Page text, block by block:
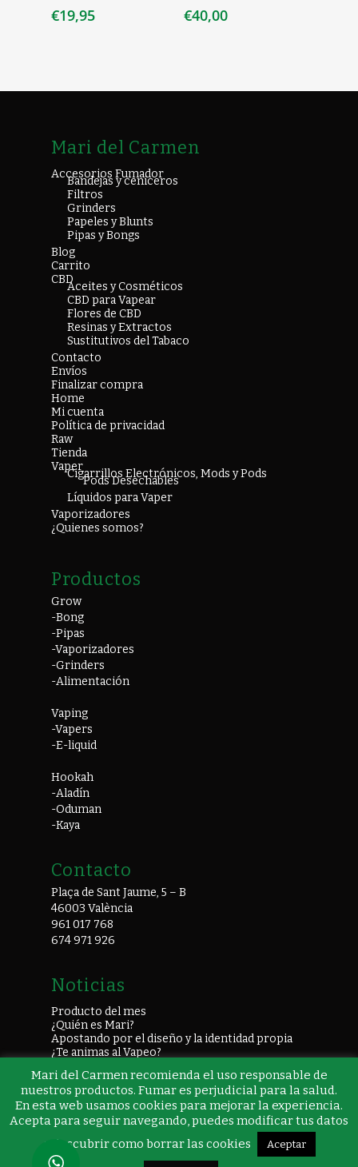
€19,95 €40,00
Mari del Carmen
Accesorios Fumador
Bandejas y ceniceros
Filtros
Grinders
Papeles y Blunts
Pipas y Bongs
Blog
Carrito
CBD
Aceites y Cosméticos
CBD para Vapear
Flores de CBD
Resinas y Extractos
Sustitutivos del Tabaco
Contacto
Envíos
Finalizar compra
Home
Mi cuenta
Política de privacidad
Raw
Tienda
Vaper
Cigarrillos Electrónicos, Mods y Pods
Pods Desechables
Líquidos para Vaper
Vaporizadores
¿Quienes somos?
Productos
Grow
-Bong
-Pipas
-Vaporizadores
-Grinders
-Alimentación
Vaping
-Vapers
-E-liquid
Hookah
-Aladín
-Oduman
-Kaya
Contacto
Plaça de Sant Jaume, 5 – B
46003 València
961 017 768
674 971 926
Noticias
Producto del mes
¿Quién es Mari?
Apostando por el diseño y la identidad propia
¿Te animas al Vapeo?
Mari del Carmen recomienda el uso responsable de
nuestros productos. Fumar es perjudicial para la salud.
En esta web usamos cookies para mejorar la experiencia.
Acepta para seguir navegando, puedes modificar tus datos
o descubrir como borrar las cookies
Aceptar